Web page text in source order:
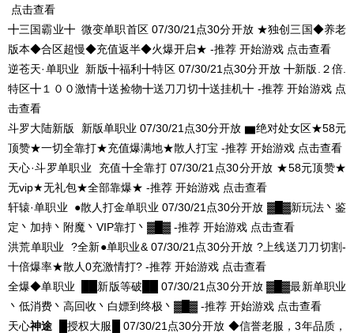
点击查看
╋三国霸业╋ 微变单职首区 07/30/21点30分开放 ★独创三国◆养老
版本◆合区超慢◆充值返半◆火爆开启★ -推荐 开始游戏 点击查看
逆苍天·单职业
新版╋福利╋特区 07/30/21点30分开放 ╋新版.２倍.
特区╋１００激情╋送捡物╋送刀刀切╋送挂机╋ -推荐 开始游戏 点
击查看
斗罗大陆新版
新版单职业 07/30/21点30分开放 ▆绝对处女区★58元
顶赞★一切全靠打★充值爆满地★散人打宝 -推荐 开始游戏 点击查看
天心·斗罗单职业
充值╋全靠打 07/30/21点30分开放 ★58元顶赞★
无vip★无礼包★全部靠爆★ -推荐 开始游戏 点击查看
轩辕·单职业
●散人打金单职业 07/30/21点30分开放 ▓█▓新玩法丶鉴
定丶加持丶附魔丶VIP靠打丶▓█▓ -推荐 开始游戏 点击查看
洪荒单职业
?全新●单职业& 07/30/21点30分开放 ?上线送刀刀切割-
十倍爆率★散人0充激情打? -推荐 开始游戏 点击查看
全爆◆单职业
██新版等破██ 07/30/21点30分开放 ▓█▓最新单职业
丶低消费丶高回收丶白嫖到终极丶▓█▓ -推荐 开始游戏 点击查看
天心神途 █授权大服█ 07/30/21点30分开放 ◆信誉老服，3年品质，